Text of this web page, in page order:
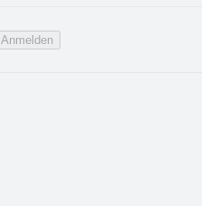
Anmelden